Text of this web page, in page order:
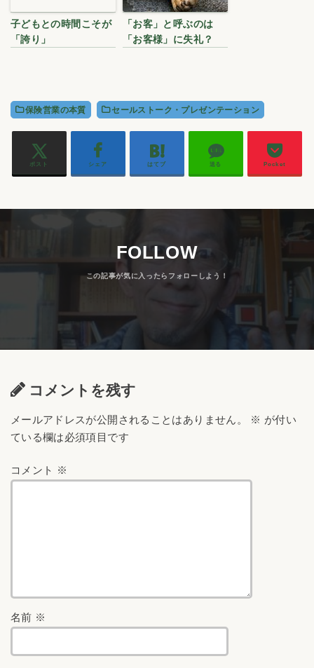
子どもとの時間こそが
「誇り」
「お客」と呼ぶのは
「お客様」に失礼？
保険営業の本質 セールストーク・プレゼンテーション
ポスト シェア はてブ 送る Pocket
FOLLOW
コメントを残す
メールアドレスが公開されることはありません。 ※ が付い
ている欄は必須項目です
コメント ※
名前 ※